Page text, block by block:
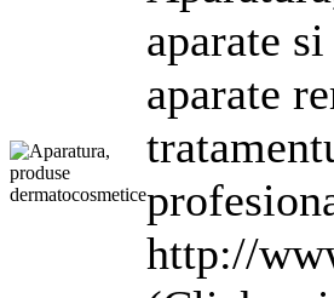
aparate
aparate
http://